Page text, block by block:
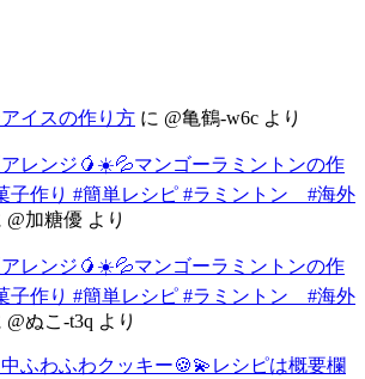
イスの作り方 に @亀鶴-w6c より
レンジ🥭☀️💦マンゴーラミントンの作
子作り #簡単レシピ #ラミントン #海外
@加糖優 より
レンジ🥭☀️💦マンゴーラミントンの作
子作り #簡単レシピ #ラミントン #海外
@ぬこ-t3q より
ふわふわクッキー🍪💫レシピは概要欄